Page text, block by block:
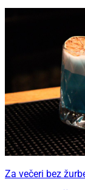
Za večeri bez